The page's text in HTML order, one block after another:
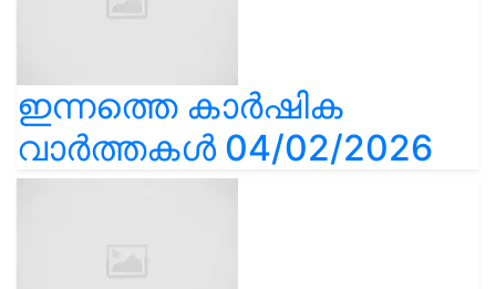
ഇന്നത്തെ കാർഷിക
വാർത്തകൾ 04/02/2026